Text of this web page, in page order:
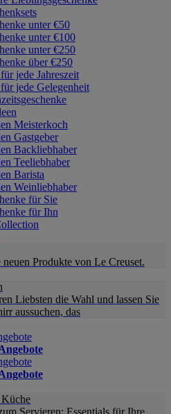
unter €50
unter €100
unter €250
über €250
jede Jahreszeit
jede Gelegenheit
Meisterkoch
Gastgeber
Backliebhaber
Teeliebhaber
Barista
Weinliebhaber
für Sie
für Ihn
Produkte von Le Creuset.
Liebsten die Wahl und lassen Sie
aussuchen, das
Küche
Servieren: Essentials für Ihre